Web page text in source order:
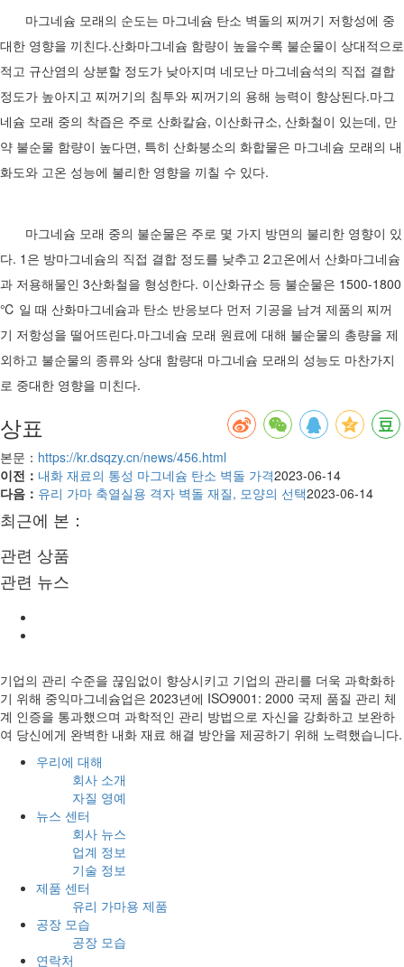
마그네슘 모래의 순도는 마그네슘 탄소 벽돌의 찌꺼기 저항성에 중
대한 영향을 끼친다.산화마그네슘 함량이 높을수록 불순물이 상대적으로
적고 규산염의 상분할 정도가 낮아지며 네모난 마그네슘석의 직접 결합
정도가 높아지고 찌꺼기의 침투와 찌꺼기의 용해 능력이 향상된다.마그
네슘 모래 중의 착즙은 주로 산화칼슘, 이산화규소, 산화철이 있는데, 만
약 불순물 함량이 높다면, 특히 산화붕소의 화합물은 마그네슘 모래의 내
화도와 고온 성능에 불리한 영향을 끼칠 수 있다.
마그네슘 모래 중의 불순물은 주로 몇 가지 방면의 불리한 영향이 있
다. 1은 방마그네슘의 직접 결합 정도를 낮추고 2고온에서 산화마그네슘
과 저용해물인 3산화철을 형성한다. 이산화규소 등 불순물은 1500-1800
℃ 일 때 산화마그네슘과 탄소 반응보다 먼저 기공을 남겨 제품의 찌꺼
기 저항성을 떨어뜨린다.마그네슘 모래 원료에 대해 불순물의 총량을 제
외하고 불순물의 종류와 상대 함량대 마그네슘 모래의 성능도 마찬가지
로 중대한 영향을 미친다.
상표
본문： https://kr.dsqzy.cn/news/456.html
이전： 내화 재료의 통성 마그네슘 탄소 벽돌 가격2023-06-14
다음： 유리 가마 축열실용 격자 벽돌 재질, 모양의 선택2023-06-14
최근에 본：
관련 상품
관련 뉴스
기업의 관리 수준을 끊임없이 향상시키고 기업의 관리를 더욱 과학화하
기 위해 중익마그네슘업은 2023년에 ISO9001: 2000 국제 품질 관리 체
계 인증을 통과했으며 과학적인 관리 방법으로 자신을 강화하고 보완하
여 당신에게 완벽한 내화 재료 해결 방안을 제공하기 위해 노력했습니다.
우리에 대해
회사 소개
자질 영예
뉴스 센터
회사 뉴스
업계 정보
기술 정보
제품 센터
유리 가마용 제품
공장 모습
공장 모습
연락처